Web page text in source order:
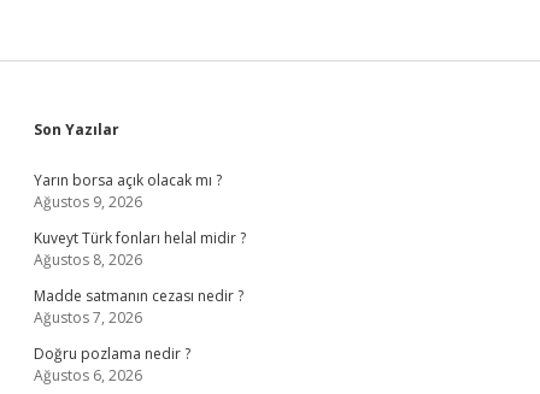
Sidebar
Son Yazılar
Yarın borsa açık olacak mı ?
Ağustos 9, 2026
Kuveyt Türk fonları helal midir ?
Ağustos 8, 2026
Madde satmanın cezası nedir ?
Ağustos 7, 2026
Doğru pozlama nedir ?
Ağustos 6, 2026